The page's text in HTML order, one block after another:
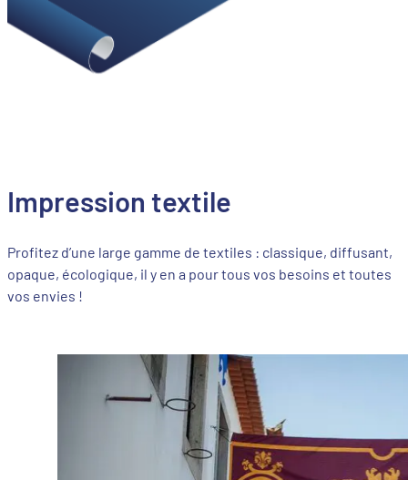
Impression textile
Profitez d’une large gamme de textiles : classique, diffusant,
opaque, écologique, il y en a pour tous vos besoins et toutes
vos envies !